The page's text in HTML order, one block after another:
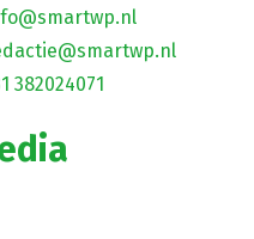
382024071